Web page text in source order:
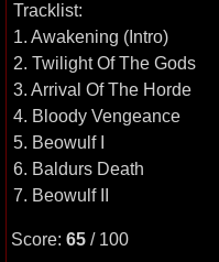
Tracklist:
1. Awakening (Intro)
2. Twilight Of The Gods
3. Arrival Of The Horde
4. Bloody Vengeance
5. Beowulf I
6. Baldurs Death
7. Beowulf II
Score: 65 / 100